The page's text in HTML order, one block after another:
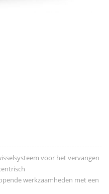
voor het vervangen
werkzaamheden met een